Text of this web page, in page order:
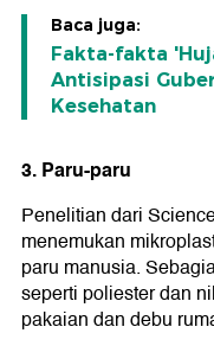
Baca juga:
Fakta-fakta
Antisipasi
Kesehatan
3. Paru-paru
Penelitian dari
menemukan
paru manusia.
seperti poliester dan
pakaian dan debu